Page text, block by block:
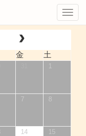
金 土
1
7 8
14 15